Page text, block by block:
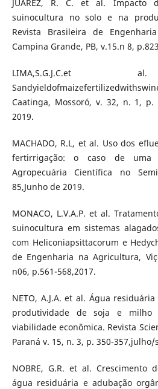
JUAREZ, R. C. et al. Impacto
suinocultura no solo e na
Revista Brasileira de
Campina Grande, PB, v.15.n 8,
LIMA,S.G.J.C.et
Caatinga, Mossoró, v. 32, n. 1, p.
2019.
MACHADO, R.L, et al. Uso dos
fertirrigação: o caso de uma
Agropecuária Científica no
85,Junho de 2019.
MONACO, L.V.A.P. et al.
suinocultura em sistemas
com Heliconiapsittacorum e
de Engenharia na Agricultura,
n06, p.561-568,2017.
NETO, A.J.A. et al. Água
produtividade de soja e
viabilidade econômica. Revista
Paraná v. 15, n. 3, p. 350-
NOBRE, G.R. et al. Crescimento
água residuária e adubação